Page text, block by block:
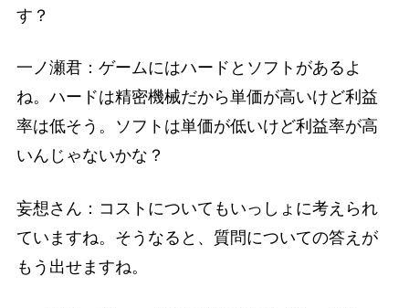
す？
一ノ瀬君：ゲームにはハードとソフトがあるよ
ね。ハードは精密機械だから単価が高いけど利益
率は低そう。ソフトは単価が低いけど利益率が高
いんじゃないかな？
妄想さん：コストについてもいっしょに考えられ
ていますね。そうなると、質問についての答えが
もう出せますね。